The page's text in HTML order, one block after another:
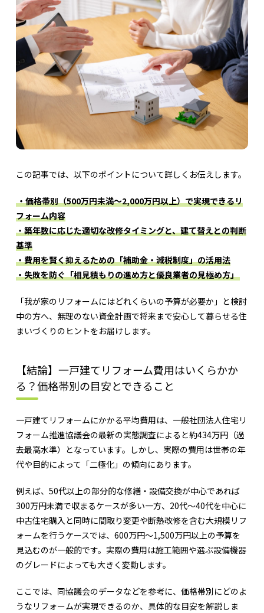
この記事では、以下のポイントについて詳しくお伝えします。
・価格帯別（500万円未満〜2,000万円以上）で実現できるリ
フォーム内容
・築年数に応じた適切な改修タイミングと、建て替えとの判断
基準
・費用を賢く抑えるための「補助金・減税制度」の活用法
・失敗を防ぐ「相見積もりの進め方と優良業者の見極め方」
「我が家のリフォームにはどれくらいの予算が必要か」と検討
中の方へ、無理のない資金計画で将来まで安心して暮らせる住
まいづくりのヒントをお届けします。
【結論】一戸建てリフォーム費用はいくらかか
る？価格帯別の目安とできること
一戸建てリフォームにかかる平均費用は、一般社団法人住宅リ
フォーム推進協議会の最新の実態調査によると約434万円（過
去最高水準）となっています。しかし、実際の費用は世帯の年
代や目的によって「二極化」の傾向にあります。
例えば、50代以上の部分的な修繕・設備交換が中心であれば
300万円未満で収まるケースが多い一方、20代〜40代を中心に
中古住宅購入と同時に間取り変更や断熱改修を含む大規模リフ
ォームを行うケースでは、600万円〜1,500万円以上の予算を
見込むのが一般的です。実際の費用は施工範囲や選ぶ設備機器
のグレードによっても大きく変動します。
ここでは、同協議会のデータなどを参考に、価格帯別にどのよ
うなリフォームが実現できるのか、具体的な目安を解説しま